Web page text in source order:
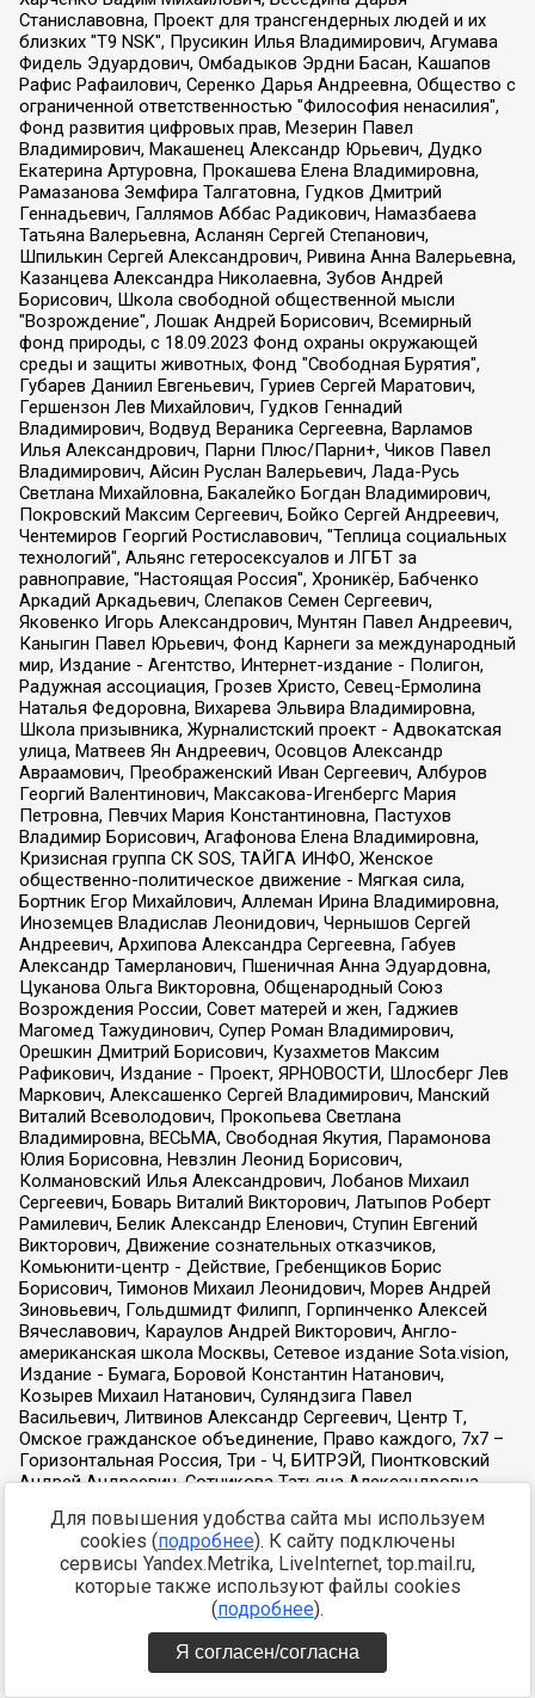
Для повышения удобства сайта мы используем
cookies (подробнее). К сайту подключены
сервисы Yandex.Metrika, LiveInternet, top.mail.ru,
которые также используют файлы cookies
(подробнее).
Я согласен/согласна